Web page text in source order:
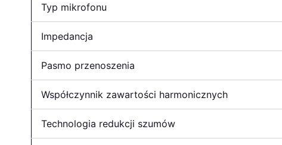
Typ mikrofonu
Impedancja
Pasmo przenoszenia
Współczynnik zawartości harmonicznych
Technologia redukcji szumów